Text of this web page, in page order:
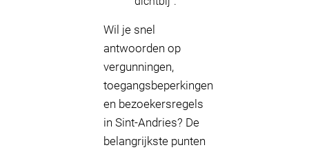
Wil je snel
antwoorden op
vergunningen,
toegangsbeperkingen
en bezoekersregels
in Sint-Andries? De
belangrijkste punten